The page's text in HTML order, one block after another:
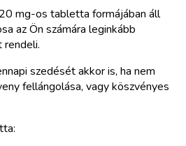
mg-os tabletta formájában áll
az Ön számára leginkább
szedését akkor is, ha nem
fellángolása, vagy köszvényes